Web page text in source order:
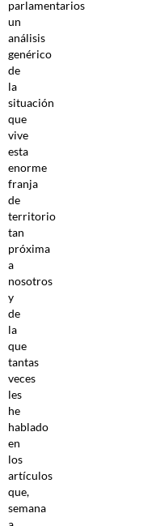
parlamentarios
un
análisis
genérico
de
la
situación
que
vive
esta
enorme
franja
de
territorio
tan
próxima
a
nosotros
y
de
la
que
tantas
veces
les
he
hablado
en
los
artículos
que,
semana